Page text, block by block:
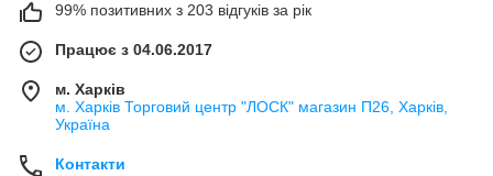
99% позитивних з 203 відгуків за рік
Працює з 04.06.2017
м. Харків
м. Харків Торговий центр "ЛОСК" магазин П26, Харків,
Україна
Контакти